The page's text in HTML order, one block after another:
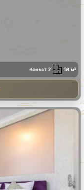
Комнат2 58 м²